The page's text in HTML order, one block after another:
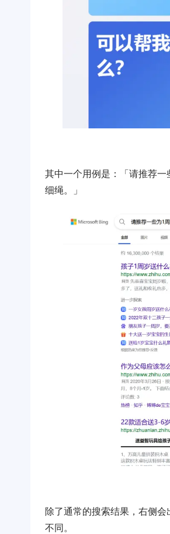
其中一个用例是：「请推荐
细绳。」
除了通常的搜索结果，右侧
不同。